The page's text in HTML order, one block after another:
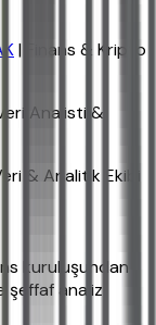
| Finans & Kripto
Analisti &
& Analitik Ekibi
kuruluşundan
şeffaf analiz